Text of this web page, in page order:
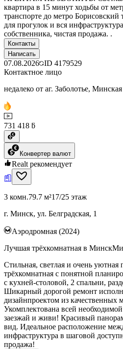
квартира в 15 минут ходьбы от
транспорте до метро Борисовский
для прогулок и вся
собственника, чистая продажа. .
Контакты
Написать
07.08.2026 ID 4179529
Контактное лицо
недалеко от аг. Заболотье, Минская
731 418 ƃ
Конвертер валют
Realt рекомендует
3 комн.79.7 м²17/25 этаж
г. Минск, ул. Белградская, 1
Аэродромная (2024)
Лучшая трёхкомнатная в
Стильная, светлая и очень уютная
трёхкомнатная с понятной
с кухней-столовой, 2 спальни,
Шикарный дорогой ремонт
дизайнпроектом из качественных
Укомплектована всей
заезжай и живи! Красивый
вид. Идеальное расположение
инфраструктура в шаговой
продажа!